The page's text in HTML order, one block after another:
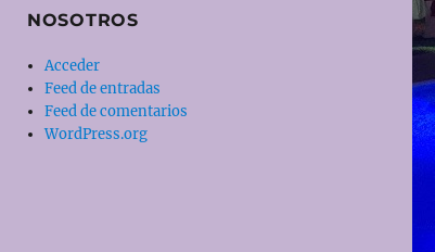
NOSOTROS
Acceder
Feed de entradas
Feed de comentarios
WordPress.org